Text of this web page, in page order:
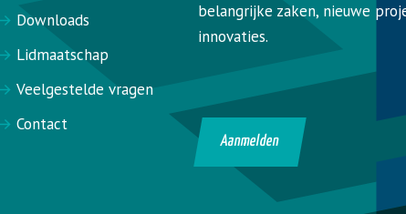
Downloads
Lidmaatschap
Veelgestelde vragen
Contact
belangrijke zaken, nieuwe
innovaties.
Aanmelden